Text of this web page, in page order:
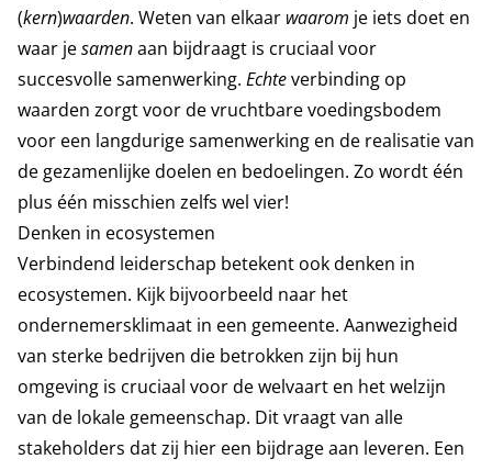
(kern)waarden. Weten van elkaar waarom je iets doet en
waar jesamenaan bijdraagt is cruciaal voor
succesvolle samenwerking. Echteverbinding op
waarden zorgt voor de vruchtbare voedingsbodem
voor een langdurige samenwerking en de realisatie van
de gezamenlijke doelen en bedoelingen. Zo wordt één
plus één misschien zelfs wel vier!
Denken in ecosystemen
Verbindend leiderschap betekent ook denken in
ecosystemen. Kijk bijvoorbeeld naar het
ondernemersklimaat in een gemeente. Aanwezigheid
van sterke bedrijven die betrokken zijn bij hun
omgeving is cruciaal voor de welvaart en het welzijn
van de lokale gemeenschap. Dit vraagt van alle
stakeholders dat zij hier een bijdrage aan leveren. Een